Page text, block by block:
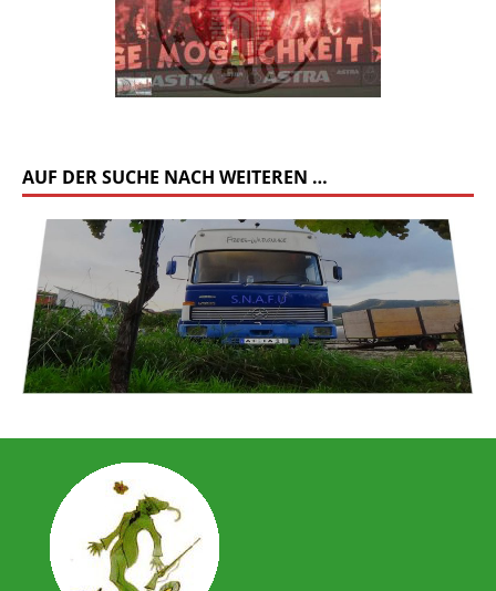
AUF DER SUCHE NACH WEITEREN …